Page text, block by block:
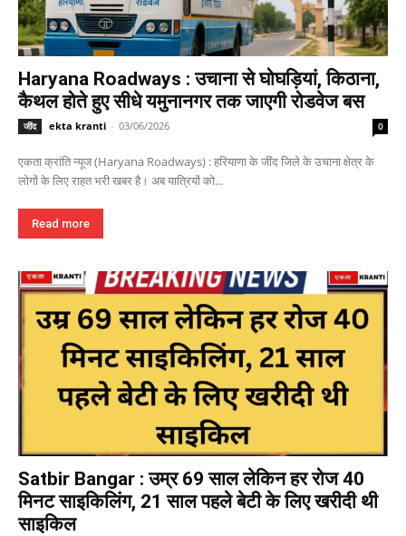
Haryana Roadways : उचाना से घोघड़ियां, किठाना,
कैथल होते हुए सीधे यमुनानगर तक जाएगी रोडवेज बस
जींद ekta kranti - 03/06/2026 0
एकता क्रांति न्यूज (Haryana Roadways) : हरियाणा के जींद जिले के उचाना क्षेत्र के
लोगों के लिए राहत भरी खबर है। अब यात्रियों को...
Read more
Satbir Bangar : उम्र 69 साल लेकिन हर रोज 40
मिनट साइकिलिंग, 21 साल पहले बेटी के लिए खरीदी थी
साइकिल